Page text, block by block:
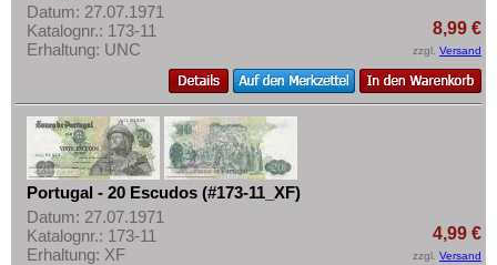
Datum: 27.07.1971
Katalognr.: 173-11
Erhaltung: UNC
8,99 €
zzgl. Versand
Portugal - 20 Escudos (#173-11_XF)
Datum: 27.07.1971
Katalognr.: 173-11
Erhaltung: XF
4,99 €
zzgl. Versand